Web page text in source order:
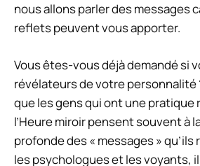
nous allons parler des messages
reflets peuvent vous apporter.
Vous êtes-vous déjà demandé si
révélateurs de votre personnalité
que les gens qui ont une pratique
l’Heure miroir pensent souvent à
profonde des « messages » qu’ils
les psychologues et les voyants,